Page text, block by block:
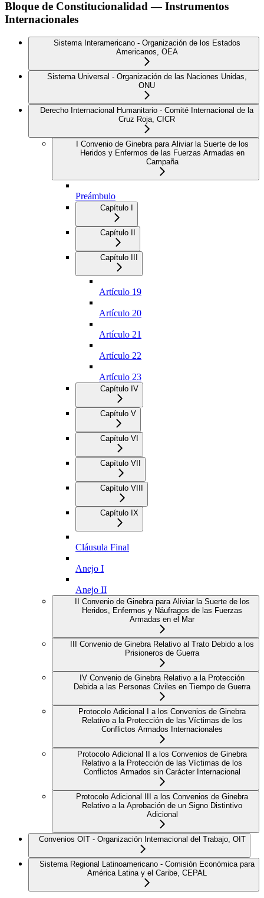
Bloque de Constitucionalidad — Instrumentos
Internacionales
Sistema Interamericano - Organización de los Estados
Americanos, OEA
Sistema Universal - Organización de las Naciones Unidas,
ONU
Derecho Internacional Humanitario - Comité Internacional de la
Cruz Roja, CICR
I Convenio de Ginebra para Aliviar la Suerte de los
Heridos y Enfermos de las Fuerzas Armadas en
Campaña
Preámbulo
Capítulo I
Capítulo II
Capítulo III
Artículo 19
Artículo 20
Artículo 21
Artículo 22
Artículo 23
Capítulo IV
Capítulo V
Capítulo VI
Capítulo VII
Capítulo VIII
Capítulo IX
Cláusula Final
Anejo I
Anejo II
II Convenio de Ginebra para Aliviar la Suerte de los
Heridos, Enfermos y Náufragos de las Fuerzas
Armadas en el Mar
III Convenio de Ginebra Relativo al Trato Debido a los
Prisioneros de Guerra
IV Convenio de Ginebra Relativo a la Protección
Debida a las Personas Civiles en Tiempo de Guerra
Protocolo Adicional I a los Convenios de Ginebra
Relativo a la Protección de las Víctimas de los
Conflictos Armados Internacionales
Protocolo Adicional II a los Convenios de Ginebra
Relativo a la Protección de las Víctimas de los
Conflictos Armados sin Carácter Internacional
Protocolo Adicional III a los Convenios de Ginebra
Relativo a la Aprobación de un Signo Distintivo
Adicional
Convenios OIT - Organización Internacional del Trabajo, OIT
Sistema Regional Latinoamericano - Comisión Económica para
América Latina y el Caribe, CEPAL